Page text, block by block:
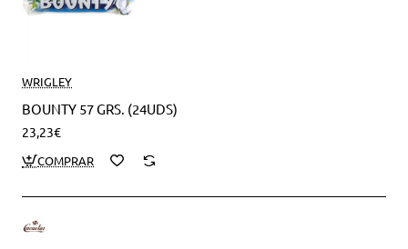
WRIGLEY
BOUNTY 57 GRS. (24UDS)
23,23€